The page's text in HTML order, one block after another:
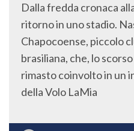
Dalla fredda cronaca
ritorno in uno stadio.
Chapocoense, piccolo
brasiliana, che, lo
rimasto coinvolto in un
della Volo LaMia